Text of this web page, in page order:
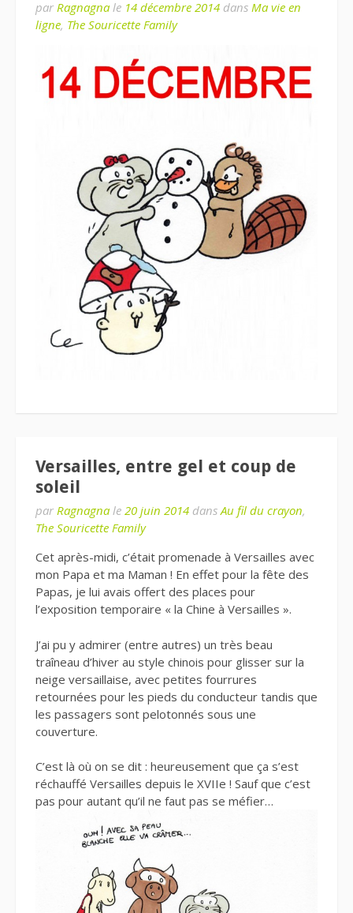
par Ragnagna le 14 décembre 2014 dans Ma vie en
ligne, The Souricette Family
Versailles, entre gel et coup de
soleil
par Ragnagna le 20 juin 2014 dansAu fil du crayon,
The Souricette Family
Cet après-midi, c’était promenade à Versailles avec
mon Papa et ma Maman ! En effet pour la fête des
Papas, je lui avais offert des places pour
l’exposition temporaire « la Chine à Versailles ».
J’ai pu y admirer (entre autres) un très beau
traîneau d’hiver au style chinois pour glisser sur la
neige versaillaise, avec petites fourrures
retournées pour les pieds du conducteur tandis que
les passagers sont pelotonnés sous une
couverture.
C’est là où on se dit : heureusement que ça s’est
réchauffé Versailles depuis le XVIIe ! Sauf que c’est
pas pour autant qu’il ne faut pas se méfier…